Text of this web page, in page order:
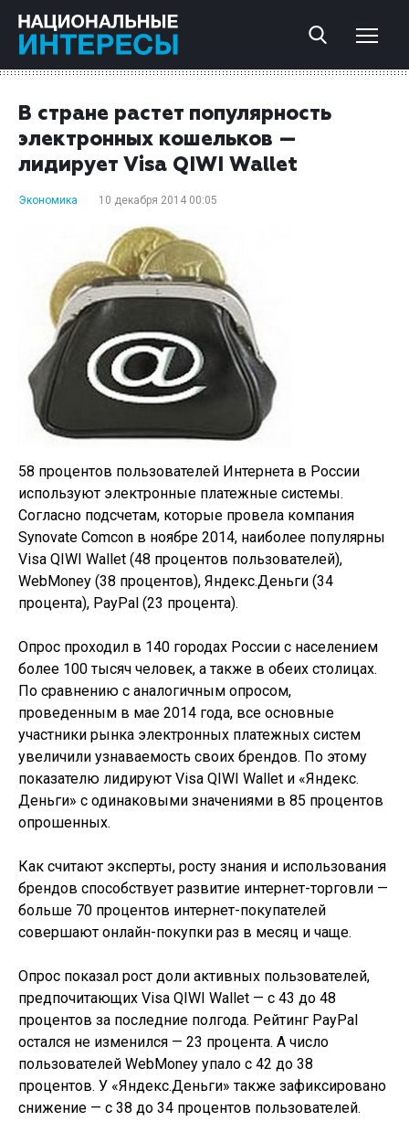
В стране растет популярность
электронных кошельков —
лидирует Visa QIWI Wallet
Экономика 10 декабря 2014 00:05
58 процентов пользователей Интернета в России
используют электронные платежные системы.
Согласно подсчетам, которые провела компания
Synovate Comcon в ноябре 2014, наиболее популярны
Visa QIWI Wallet (48 процентов пользователей),
WebMoney (38 процентов), Яндекс.Деньги (34
процента), PayPal (23 процента).
Опрос проходил в 140 городах России с населением
более 100 тысяч человек, а также в обеих столицах.
По сравнению с аналогичным опросом,
проведенным в мае 2014 года, все основные
участники рынка электронных платежных систем
увеличили узнаваемость своих брендов. По этому
показателю лидируют Visa QIWI Wallet и «Яндекс.
Деньги» с одинаковыми значениями в 85 процентов
опрошенных.
Как считают эксперты, росту знания и использования
брендов способствует развитие интернет-торговли —
больше 70 процентов интернет-покупателей
совершают онлайн-покупки раз в месяц и чаще.
Опрос показал рост доли активных пользователей,
предпочитающих Visa QIWI Wallet — с 43 до 48
процентов за последние полгода. Рейтинг PayPal
остался не изменился — 23 процента. А число
пользователей WebMoney упало с 42 до 38
процентов. У «Яндекс.Деньги» также зафиксировано
снижение — с 38 до 34 процентов пользователей.